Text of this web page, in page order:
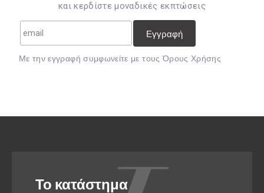
και κερδίστε μοναδικές εκπτώσεις
Mε την εγγραφή συμφωνείτε με τουςΌρους Χρήσης
Το κατάστημα